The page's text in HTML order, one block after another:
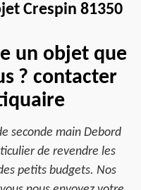
Crespin 81350
un objet que
? contacter
seconde main Debord
de revendre les
petits budgets. Nos